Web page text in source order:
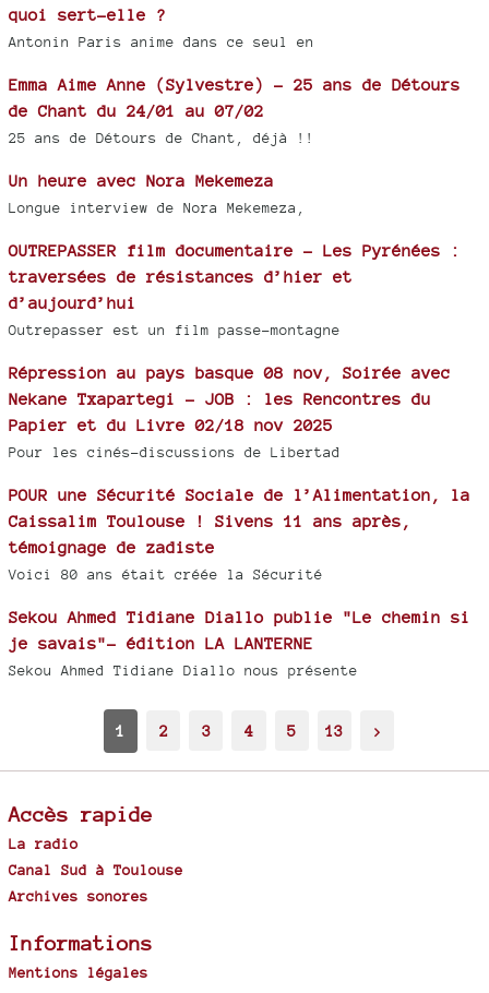
quoi sert-elle ?
Antonin Paris anime dans ce seul en
Emma Aime Anne (Sylvestre) - 25 ans de Détours
de Chant du 24/01 au 07/02
25 ans de Détours de Chant, déjà !!
Un heure avec Nora Mekemeza
Longue interview de Nora Mekemeza,
OUTREPASSER film documentaire - Les Pyrénées :
traversées de résistances d’hier et
d’aujourd’hui
Outrepasser est un film passe-montagne
Répression au pays basque 08 nov, Soirée avec
Nekane Txapartegi - JOB : les Rencontres du
Papier et du Livre 02/18 nov 2025
Pour les cinés-discussions de Libertad
POUR une Sécurité Sociale de l’Alimentation, la
Caissalim Toulouse ! Sivens 11 ans après,
témoignage de zadiste
Voici 80 ans était créée la Sécurité
Sekou Ahmed Tidiane Diallo publie "Le chemin si
je savais"- édition LA LANTERNE
Sekou Ahmed Tidiane Diallo nous présente
1 2 3 4 5 13 >
Accès rapide
La radio
Canal Sud à Toulouse
Archives sonores
Informations
Mentions légales